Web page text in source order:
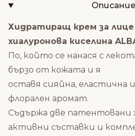
Описание
Хидратиращ крем за
хиалуронова киселина
По, който се нанася с
бързо от кожата и я
оставя сияйна, еластична и
флорален аромат.
Съдържа две
активни съставки и